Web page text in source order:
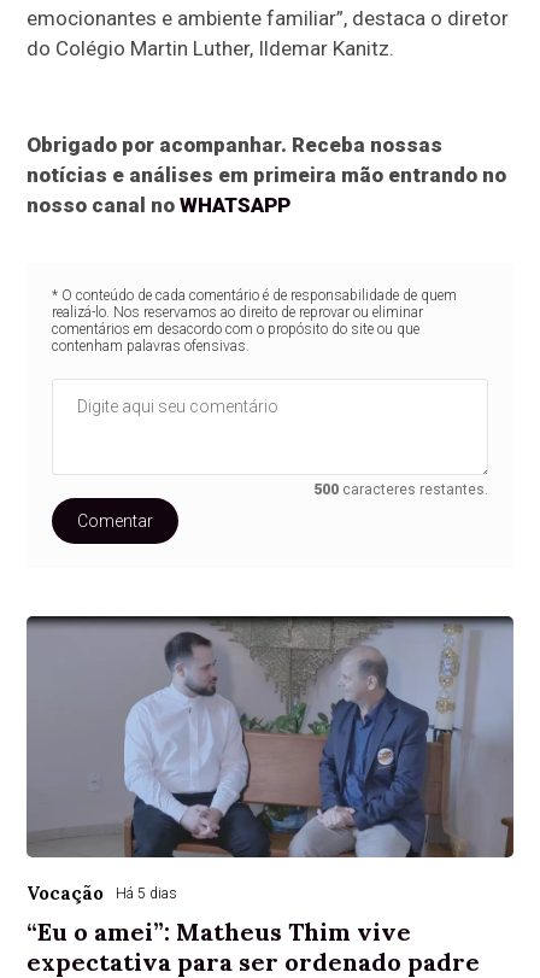
emocionantes e ambiente familiar”, destaca o diretor
do Colégio Martin Luther, Ildemar Kanitz.
Obrigado por acompanhar. Receba nossas
notícias e análises em primeira mão entrando no
nosso canal noWHATSAPP
* O conteúdo de cada comentário é de responsabilidade de quem
realizá-lo. Nos reservamos ao direito de reprovar ou eliminar
comentários em desacordo com o propósito do site ou que
contenham palavras ofensivas.
500 caracteres restantes.
Comentar
Vocação Há 5 dias
“Eu o amei”: Matheus Thim vive
expectativa para ser ordenado padre